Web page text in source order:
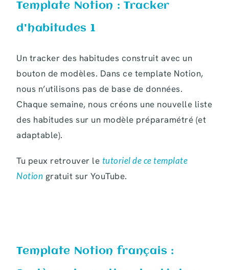
Template Notion : Tracker
d'habitudes 1
Un tracker des habitudes construit avec un
bouton de modèles. Dans ce template Notion,
nous n’utilisons pas de base de données.
Chaque semaine, nous créons une nouvelle liste
des habitudes sur un modèle préparamétré (et
adaptable).
Tu peux retrouver le tutoriel de ce template
Notion gratuit sur YouTube.
Template Notion français :